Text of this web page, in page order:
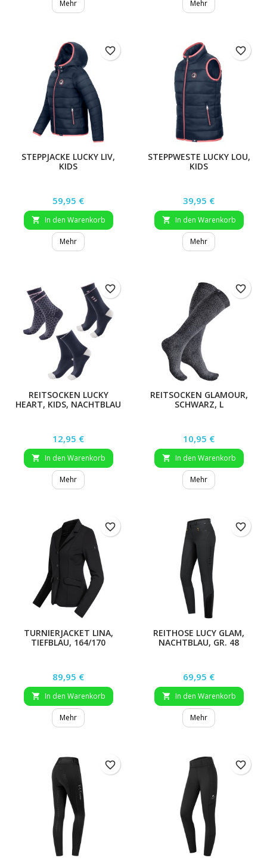
Mehr Mehr
STEPPJACKE LUCKY LIV,
KIDS
Preis
59,95 €
 In den Warenkorb
Mehr
favorite_border
STEPPWESTE LUCKY LOU,
KIDS
Preis
39,95 €
 In den Warenkorb
Mehr
favorite_border
REITSOCKEN LUCKY
HEART, KIDS, NACHTBLAU
Preis
12,95 €
 In den Warenkorb
Mehr
favorite_border
REITSOCKEN GLAMOUR,
SCHWARZ, L
Preis
10,95 €
 In den Warenkorb
Mehr
favorite_border
TURNIERJACKET LINA,
TIEFBLAU, 164/170
Preis
89,95 €
 In den Warenkorb
Mehr
favorite_border
REITHOSE LUCY GLAM,
NACHTBLAU, GR. 48
Preis
69,95 €
 In den Warenkorb
Mehr
favorite_border
favorite_border favorite_border